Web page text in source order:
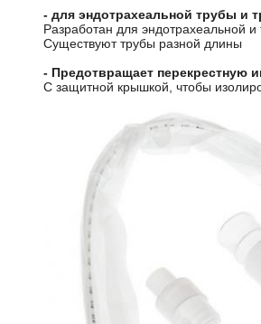
- для эндотрахеальной трубы и
Разработан для эндотрахеальной
Существуют трубы разной длины
- Предотвращает перекрестную
С защитной крышкой, чтобы